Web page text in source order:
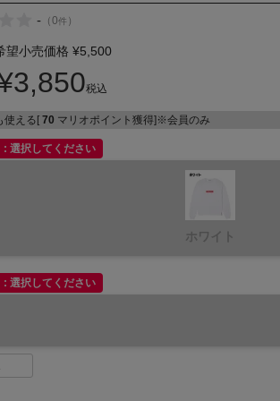
インフィット INFIT
サックス SAXX
- （0件 ）
望小売価格 ¥5,500
3,850税込
使える[ 70 マリオポイント獲得]※会員のみ
選択してください
ホワイト
選択してください